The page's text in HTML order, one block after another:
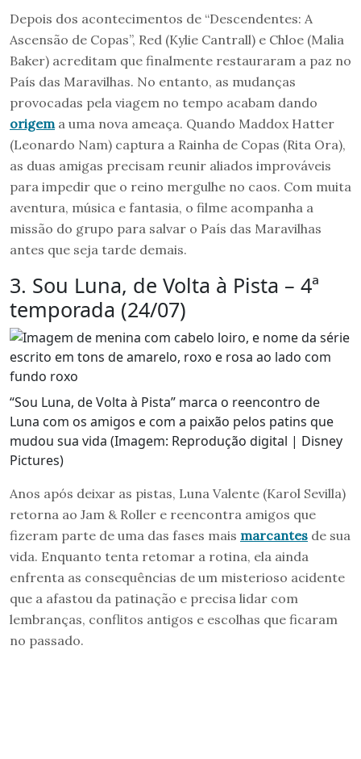
Depois dos acontecimentos de “Descendentes: A
Ascensão de Copas”, Red (Kylie Cantrall) e Chloe (Malia
Baker) acreditam que finalmente restauraram a paz no
País das Maravilhas. No entanto, as mudanças
provocadas pela viagem no tempo acabam dando
origem a uma nova ameaça. Quando Maddox Hatter
(Leonardo Nam) captura a Rainha de Copas (Rita Ora),
as duas amigas precisam reunir aliados improváveis
para impedir que o reino mergulhe no caos. Com muita
aventura, música e fantasia, o filme acompanha a
missão do grupo para salvar o País das Maravilhas
antes que seja tarde demais.
3. Sou Luna, de Volta à Pista – 4ª
temporada (24/07)
“Sou Luna, de Volta à Pista” marca o reencontro de
Luna com os amigos e com a paixão pelos patins que
mudou sua vida (Imagem: Reprodução digital | Disney
Pictures)
Anos após deixar as pistas, Luna Valente (Karol Sevilla)
retorna ao Jam & Roller e reencontra amigos que
fizeram parte de uma das fases mais marcantes de sua
vida. Enquanto tenta retomar a rotina, ela ainda
enfrenta as consequências de um misterioso acidente
que a afastou da patinação e precisa lidar com
lembranças, conflitos antigos e escolhas que ficaram
no passado.